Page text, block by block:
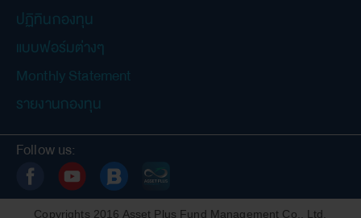
ปฏิทินกองทุน
แบบฟอร์มต่างๆ
Monthly Statement
รายงานกองทุน
Follow us:
Copyrights 2016 Asset Plus Fund Management Co., Ltd.